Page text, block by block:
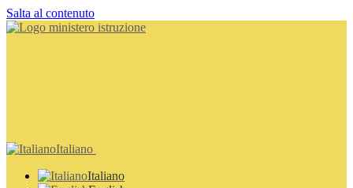
Salta al contenuto
Italiano
Italiano